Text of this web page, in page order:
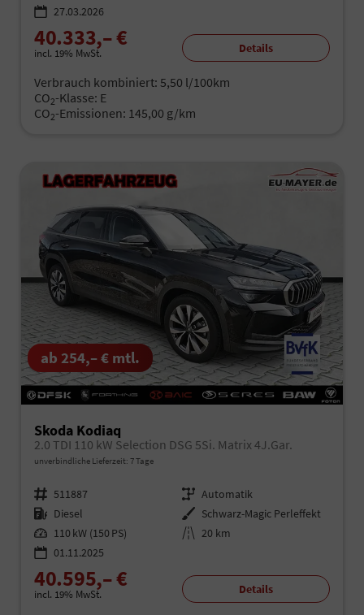
27.03.2026
40.333,– €
incl. 19% MwSt. Details
Verbrauch kombiniert: 5,50 l/100km
CO2-Klasse: E
CO2-Emissionen: 145,00 g/km
ab 254,– € mtl.
Skoda Kodiaq
2.0 TDI 110 kW Selection DSG 5Si. Matrix 4J.Gar.
unverbindliche Lieferzeit: 7 Tage
Fahrzeugnr. 511887 Getriebe Automatik
Kraftstoff Diesel Außenfarbe Schwarz-Magic Perleffekt
Leistung 110 kW (150 PS) Kilometerstand 20 km
01.11.2025
40.595,– €
incl. 19% MwSt. Details